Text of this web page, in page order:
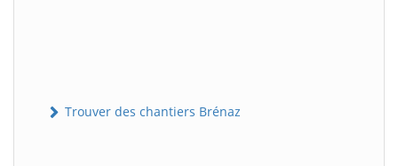
Trouver des chantiers Brénaz